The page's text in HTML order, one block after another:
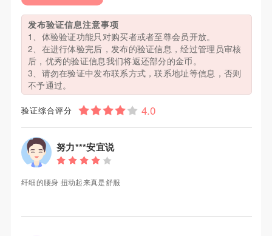
发布验证信息注意事项
1、体验验证功能只对购买者或者至尊会员开放。
2、在进行体验完后，发布的验证信息，经过管理员审核
后，优秀的验证信息我们将返还部分的金币。
3、请勿在验证中发布联系方式，联系地址等信息，否则
不予通过。
验证综合评分
努力***安宜说
纤细的腰身 扭动起来真是舒服